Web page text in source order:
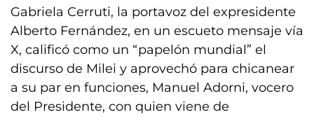
Gabriela Cerruti, la portavoz del expresidente
Alberto Fernández, en un escueto mensaje vía
X, calificó como un “papelón mundial” el
discurso de Milei y aprovechó para chicanear
a su par en funciones, Manuel Adorni, vocero
del Presidente, con quien viene de